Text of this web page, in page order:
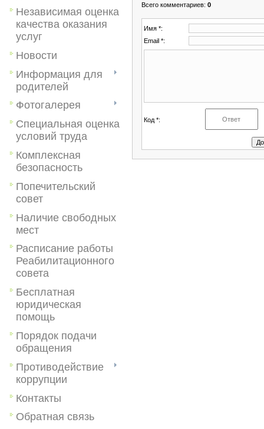
Независимая оценка
качества оказания
услуг
Новости
Информация для
родителей
Фотогалерея
Специальная оценка
условий труда
Комплексная
безопасность
Попечительский
совет
Наличие свободных
мест
Расписание работы
Реабилитационного
совета
Бесплатная
юридическая
помощь
Порядок подачи
обращения
Противодействие
коррупции
Контакты
Обратная связь
Всего комментариев: 0
Имя *:
Email *:
Код *: